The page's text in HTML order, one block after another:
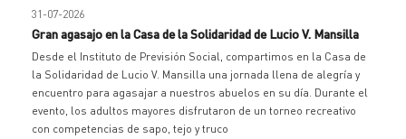
31-07-2026
Gran agasajo en la Casa de la Solidaridad de Lucio V. Mansilla
Desde el Instituto de Previsión Social, compartimos en la Casa de
la Solidaridad de Lucio V. Mansilla una jornada llena de alegría y
encuentro para agasajar a nuestros abuelos en su día. Durante el
evento, los adultos mayores disfrutaron de un torneo recreativo
con competencias de sapo, tejo y truco